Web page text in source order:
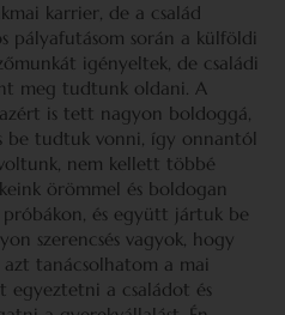
karrier, de a család
pályafutásom során a külföldi
igényeltek, de családi
meg tudtunk oldani. A
is tett nagyon boldoggá,
be tudtuk vonni, így onnantól
nem kellett többé
örömmel és boldogan
és együtt jártuk be
szerencsés vagyok, hogy
tanácsolhatom a mai
egyeztetni a családot és